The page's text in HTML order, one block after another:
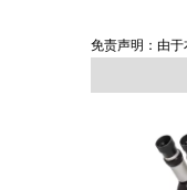
免责声明：由